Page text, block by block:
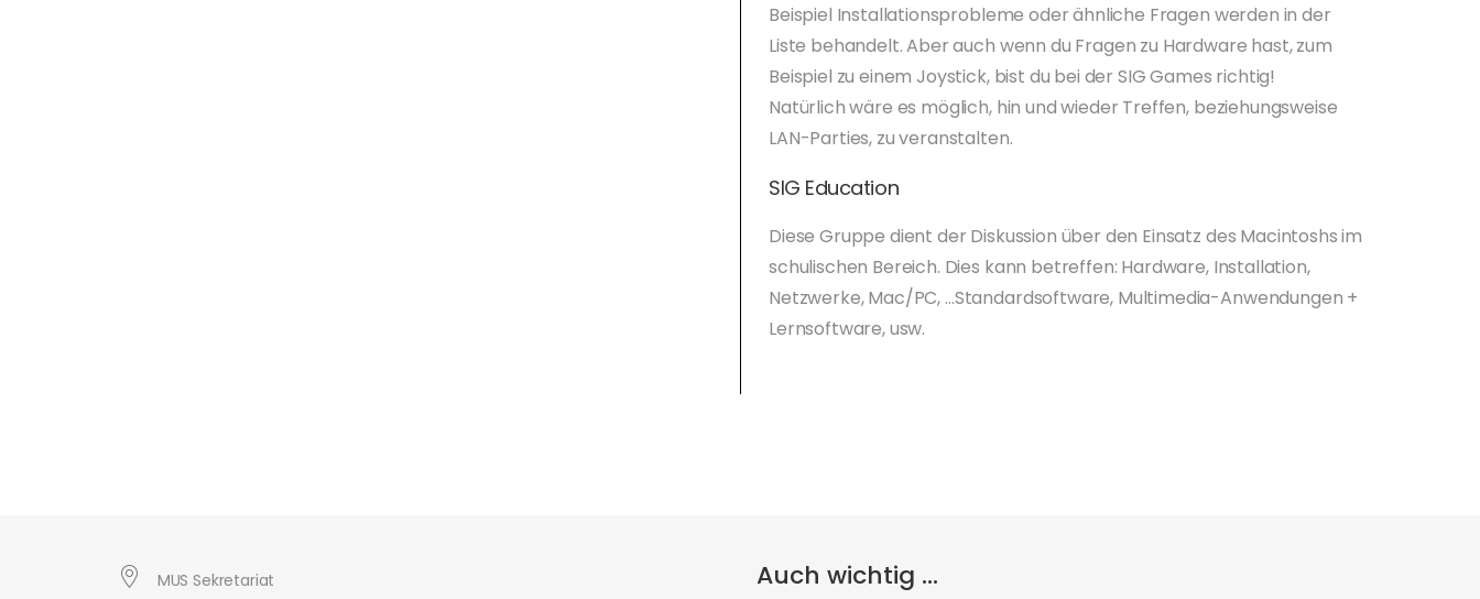
Beispiel Installationsprobleme oder ähnliche Fragen werden in der
Liste behandelt. Aber auch wenn du Fragen zu Hardware hast, zum
Beispiel zu einem Joystick, bist du bei der SIG Games richtig!
Natürlich wäre es möglich, hin und wieder Treffen, beziehungsweise
LAN-Parties, zu veranstalten.
SIG Education
Diese Gruppe dient der Diskussion über den Einsatz des Macintoshs im
schulischen Bereich. Dies kann betreffen: Hardware, Installation,
Netzwerke, Mac/PC, …Standardsoftware, Multimedia-Anwendungen +
Lernsoftware, usw.
MUS Sekretariat Auch wichtig ...